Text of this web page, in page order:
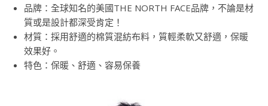
品牌：全球知名的美國THE NORTH FACE品牌，不論是材
質或是設計都深受肯定！
材質：採用舒適的棉質混紡布料，質輕柔軟又舒適，保暖
效果好。
特色：保暖、舒適、容易保養